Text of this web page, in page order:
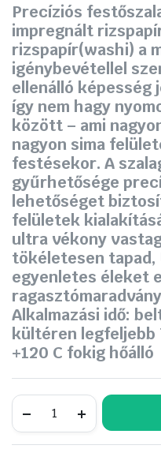
Precíziós
impregnált
rizspapír(washi) a
igénybevétellel
ellenálló képesség
így nem hagy
között – ami
nagyon sima
festésekor. A
gyűrhetősége
lehetőséget
felületek
ultra vékony
tökéletesen
egyenletes éleket
Alkalmazási idő:
kültéren legfeljebb
+120 C fokig hőálló
Krepp
maszkolószalag
precíziós